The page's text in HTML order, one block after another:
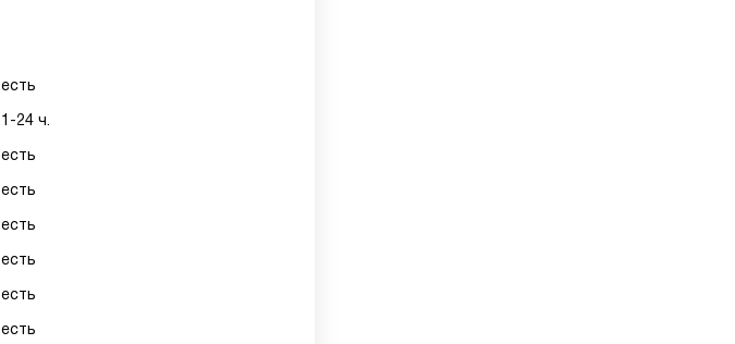
есть
1-24 ч.
есть
есть
есть
есть
есть
есть